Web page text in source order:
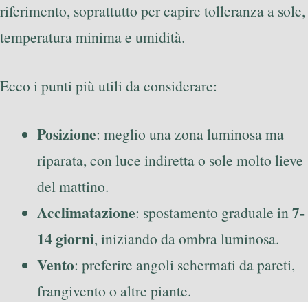
riferimento, soprattutto per capire tolleranza a sole,
temperatura minima e umidità.
Ecco i punti più utili da considerare:
Posizione: meglio una zona luminosa ma
riparata, con luce indiretta o sole molto lieve
del mattino.
Acclimatazione: spostamento graduale in7-
14 giorni, iniziando da ombra luminosa.
Vento: preferire angoli schermati da pareti,
frangivento o altre piante.